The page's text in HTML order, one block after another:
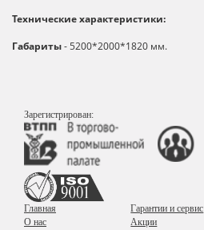
Технические характеристики:
Габариты- 5200*2000*1820 мм.
Зарегистрирован:
Главная
О нас
Гарантии и сервис
Акции